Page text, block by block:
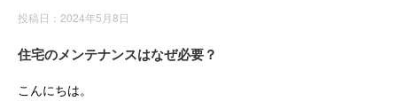
投稿日：2024年5月8日
住宅のメンテナンスはなぜ必要？
こんにちは。